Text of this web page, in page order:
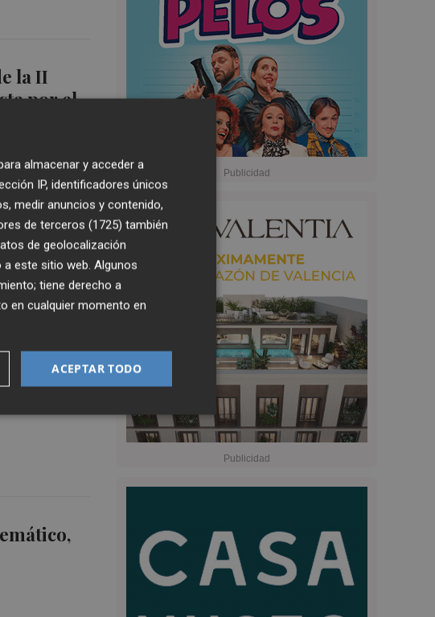
la II
por el
la
almacenar y acceder a
IP, identificadores únicos
medir anuncios y contenido,
de terceros (1725) también
de geolocalización
este sitio web. Algunos
tiene derecho a
en cualquier momento en
ACEPTAR TODO